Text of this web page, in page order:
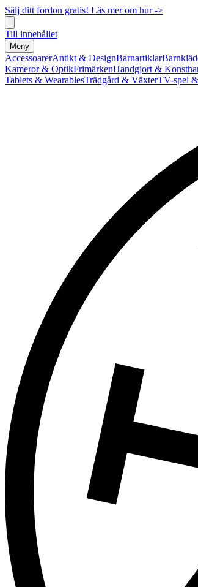
Sälj ditt fordon gratis! Läs mer om hur ->
Till innehållet
Meny
AccessoarerAntikt & DesignBarnartiklar
Kameror & OptikFrimärkenHandgjort &
Tablets & WearablesTrädgård & VäxterTV-spel